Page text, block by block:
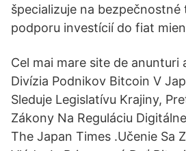
špecializuje na bezpečnostné
podporu investícií do fiat
Cel mai mare site de anunturi
Divízia Podnikov Bitcoin V
Sleduje Legislatívu Krajiny,
Zákony Na Reguláciu
The Japan Times .Učenie Sa